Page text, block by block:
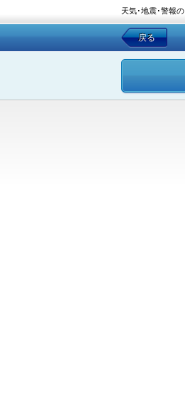
天気･地震･警報の
戻る